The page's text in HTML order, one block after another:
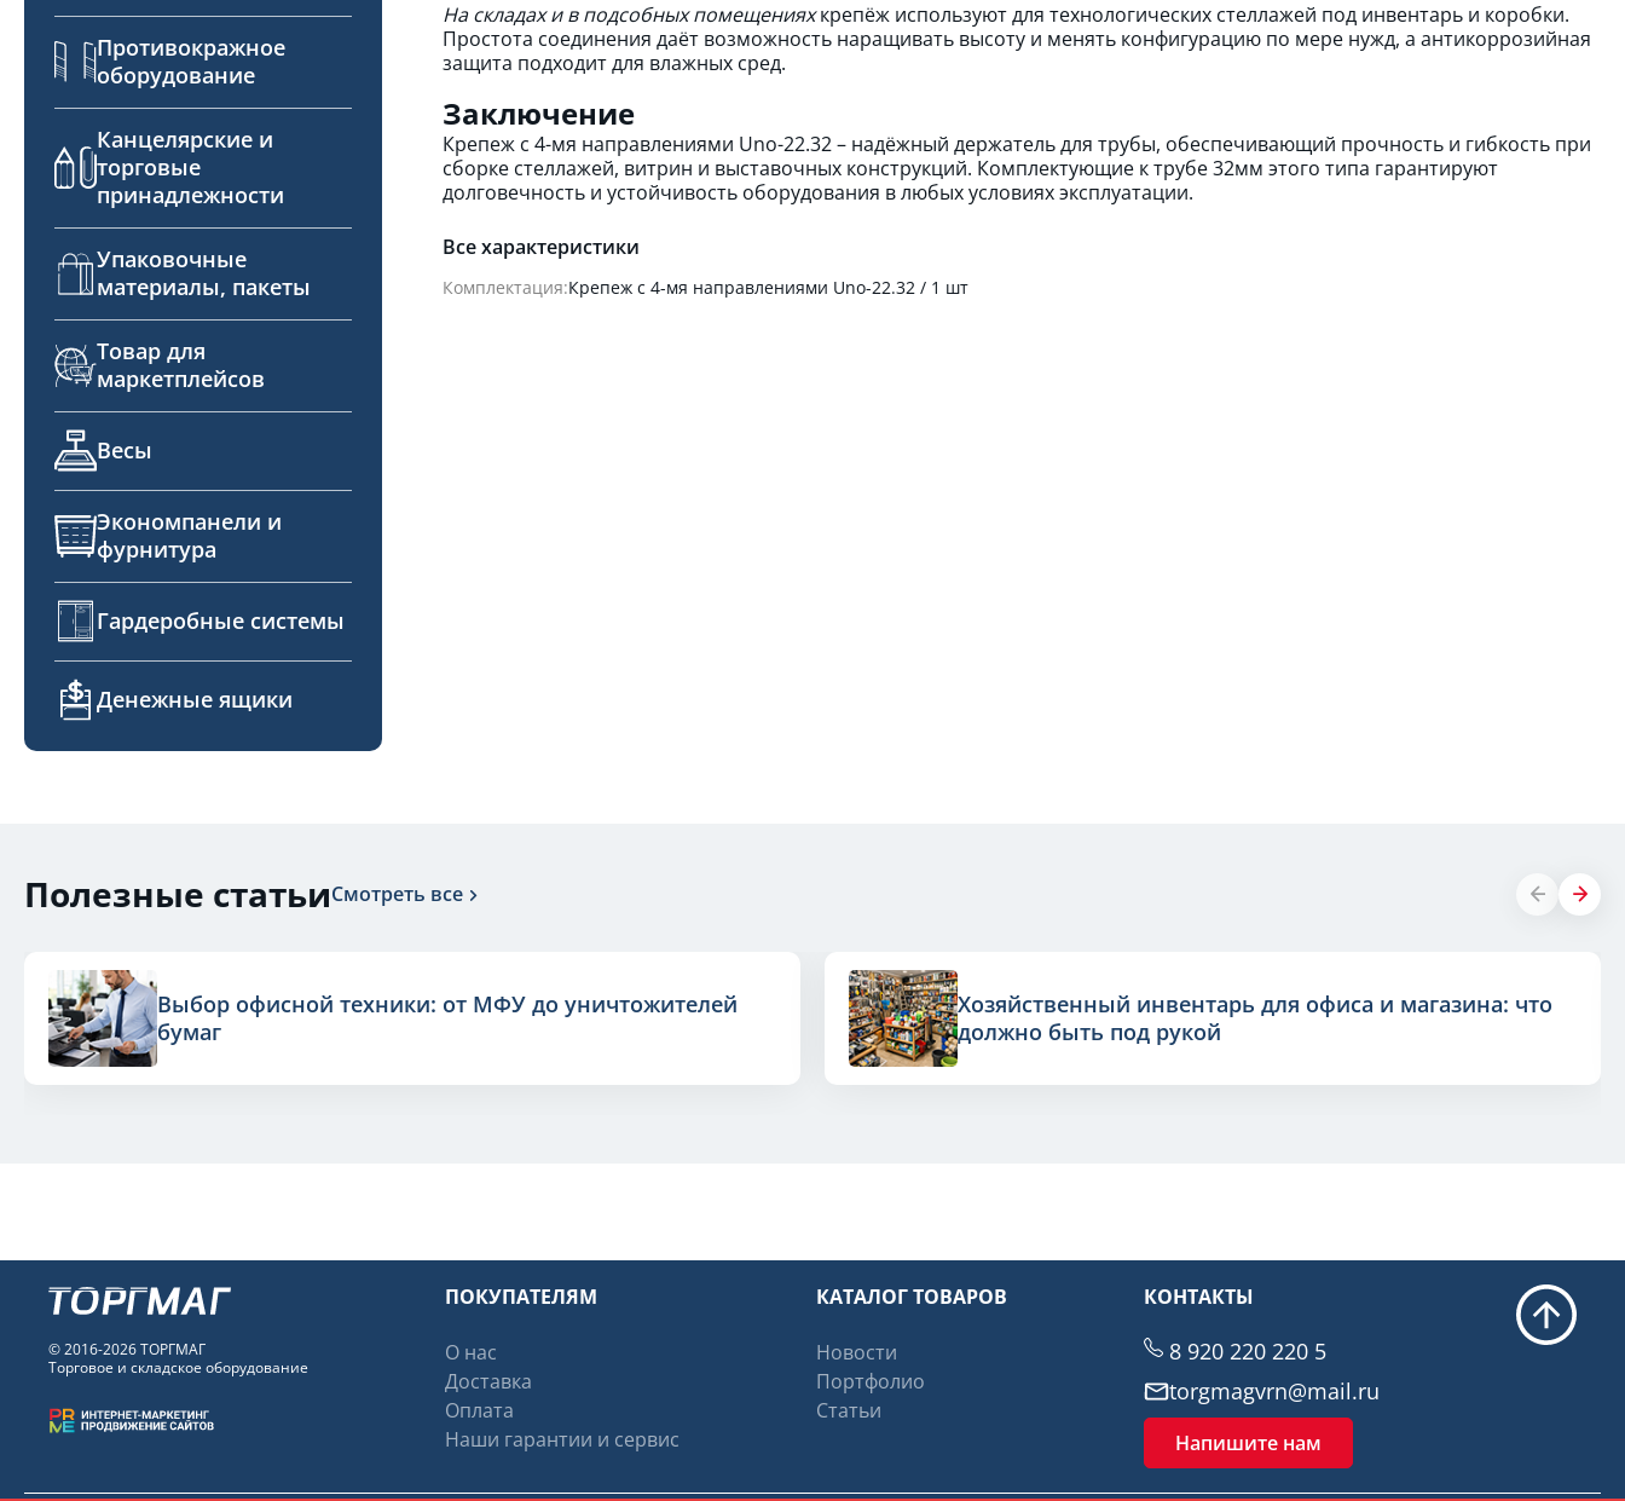
Противокражное
оборудование
Канцелярские и
торговые
принадлежности
Упаковочные
материалы, пакеты
Товар для
маркетплейсов
Весы
Экономпанели и
фурнитура
Гардеробные системы
Денежные ящики
На складах и в подсобных помещенияхкрепёж используют для технологических стеллажей под инвентарь и коробки.
Простота соединения даёт возможность наращивать высоту и менять конфигурацию по мере нужд, а антикоррозийная
защита подходит для влажных сред.
Заключение
Крепеж с 4-мя направлениями Unо-22.32 – надёжный держатель для трубы, обеспечивающий прочность и гибкость при
сборке стеллажей, витрин и выставочных конструкций. Комплектующие к трубе 32мм этого типа гарантируют
долговечность и устойчивость оборудования в любых условиях эксплуатации.
Все характеристики
Комплектация:Крепеж с 4-мя направлениями Unо-22.32 / 1 шт
Полезные статьиСмотреть все
Выбор офисной техники: от МФУ до уничтожителей
бумаг
Хозяйственный инвентарь для офиса и магазина: что
должно быть под рукой
© 2016-2026 ТОРГМАГ
Торговое и складское оборудование
ПОКУПАТЕЛЯМ
О нас
Доставка
Оплата
Наши гарантии и сервис
КАТАЛОГ ТОВАРОВ
Новости
Портфолио
Статьи
КОНТАКТЫ
8 920 220 220 5
torgmagvrn@mail.ru
Напишите нам